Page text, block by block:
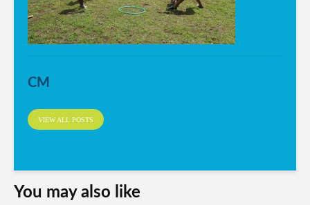
CM
VIEW ALL POSTS
You may also like